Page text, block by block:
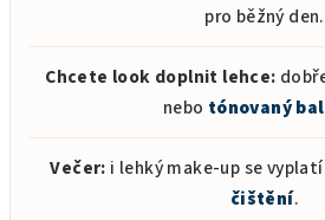
pro běžný den.
Chcete look doplnit lehce:
nebo tónovaný
Večer: i lehký make-up se
čištění.